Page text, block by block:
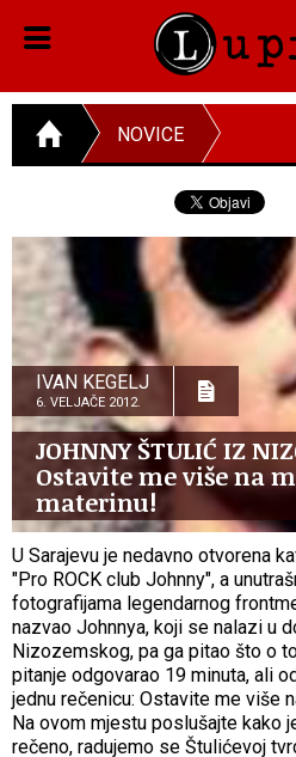
NOVICE
IVAN KEGELJ
6. VELJAČE 2012.
JOHNNY ŠTULIĆ IZ
Ostavite me više na
materinu!
U Sarajevu je nedavno otvorena
"Pro ROCK club Johnny", a
fotografijama legendarnog
nazvao Johnnya, koji se nalazi u
Nizozemskog, pa ga pitao što o
pitanje odgovarao 19 minuta, ali
jednu rečenicu: Ostavite me više
Na ovom mjestu poslušajte kako
rečeno, radujemo se Štulićevoj